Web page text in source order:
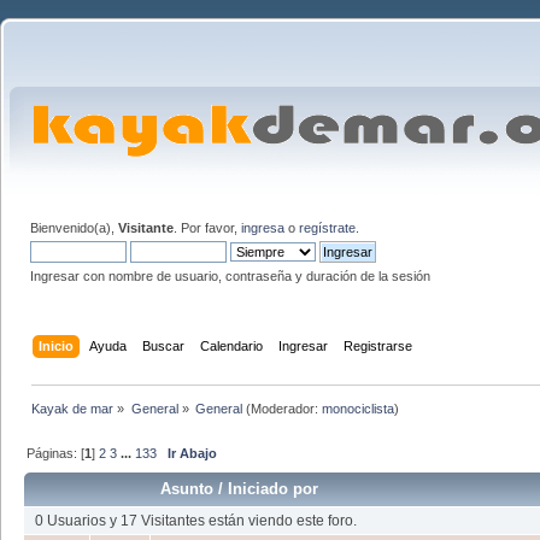
Bienvenido(a), Visitante . Por favor, ingresa o regístrate
Ingresar con nombre de usuario, contraseña y duración de la sesión
Inicio Ayuda Buscar Calendario Ingresar Registrarse
Kayak de mar » General» General(Moderador: monociclista)
Páginas: [1]2 3 ... 133 Ir Abajo
Asunto /Iniciado por
0 Usuarios y 17 Visitantes están viendo este foro.